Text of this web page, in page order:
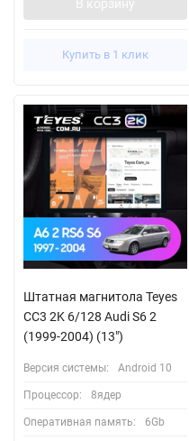
В корзину
Купить в 1 клик
Штатная магнитола Teyes
CC3 2K 6/128 Audi S6 2
(1999-2004) (13")
Версия системы: Android 10
Процессор: 8ядер
Оперативная память: 6Gb